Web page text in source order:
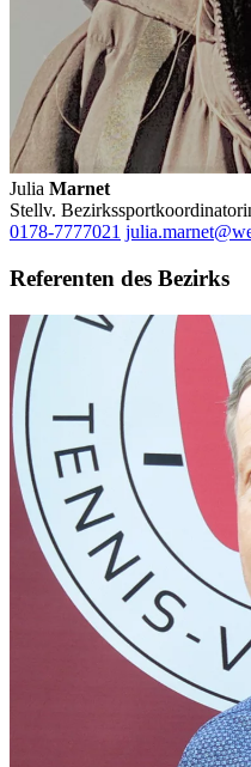
Julia Marnet
Stellv.
0178-7777021
Referenten des Bezirks